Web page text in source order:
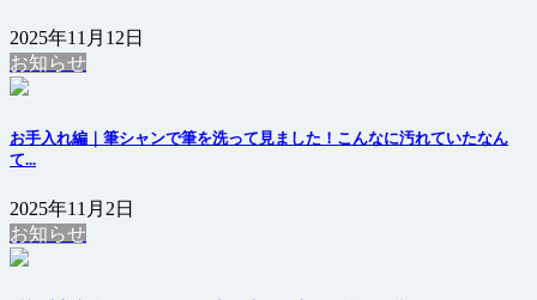
2025年11月12日
お知らせ
お手入れ編｜筆シャンで筆を洗って見ました！こんなに汚れていたなん
て...
2025年11月2日
お知らせ